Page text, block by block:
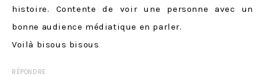
histoire. Contente de voir une personne avec un
bonne audience médiatique en parler.
Voilà bisous bisous
RÉPONDRE